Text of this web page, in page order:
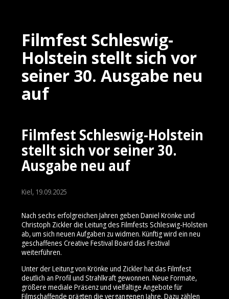
Filmfest Schleswig-
Holstein stellt sich vor
seiner 30. Ausgabe neu
auf
Filmfest Schleswig-Holstein
stellt sich vor seiner 30.
Ausgabe neu auf
Kiel, 19.09.2025
Nach sechs erfolgreichen Jahren geben Daniel Krönke und
Christoph Zickler die Leitung des Filmfests Schleswig-Holstein
ab, um sich neuen Aufgaben zu widmen. Künftig wird ein neu
geschaffenes Creative Festival Board das Festival
weiterführen.
Unter der Leitung von Krönke und Zickler hat das Filmfest
deutlich an Profil und Strahlkraft gewonnen. Neue Formate,
größere mediale Präsenz und vielfältige Angebote für
Filmschaffende prägten die vergangenen Jahre. Dazu zählen